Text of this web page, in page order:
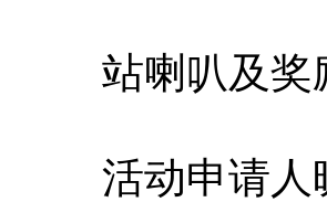
站喇叭及奖
活动申请